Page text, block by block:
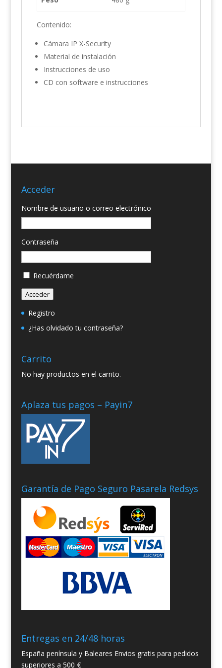
Contenido:
Cámara IP X-Security
Material de instalación
Instrucciones de uso
CD con software e instrucciones
Acceder
Nombre de usuario o correo electrónico
Contraseña
Recuérdame
Acceder
Registro
¿Has olvidado tu contraseña?
Carrito
No hay productos en el carrito.
Aplaza tus pagos – Payin7
Garantía de Pago Seguro Pasarela Redsys
Entregas en 24/48 horas
España península y Baleares Envios gratis para pedidos
superiores a 500 €